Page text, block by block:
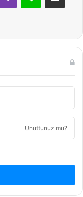
Unuttunuz mu?